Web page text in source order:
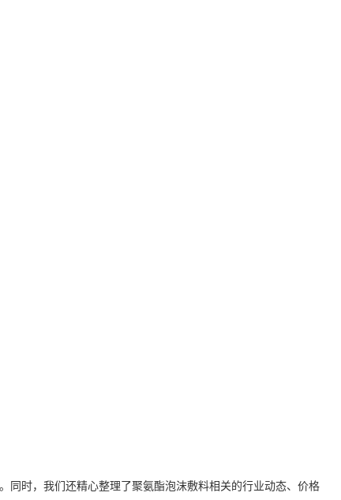
同时，我们还精心整理了聚氨酯泡沫敷料相关的行业动态、价格